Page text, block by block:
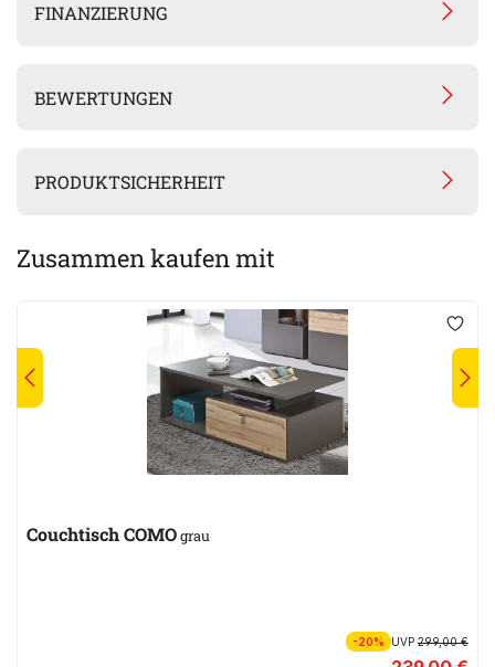
FINANZIERUNG
BEWERTUNGEN
PRODUKTSICHERHEIT
Zusammen kaufen mit
Couchtisch COMOgrau
-20% UVP299,00 €